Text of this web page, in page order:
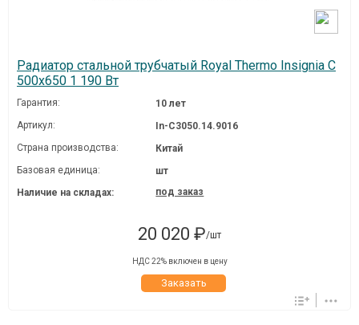
Радиатор стальной трубчатый Royal Thermo Insignia C
500x650 1 190 Вт
Гарантия:
10 лет
Артикул:
In-C3050.14.9016
Страна производства:
Китай
Базовая единица:
шт
Наличие на складах:
под заказ
20 020 ₽/шт
НДС 22% включен в цену
Заказать